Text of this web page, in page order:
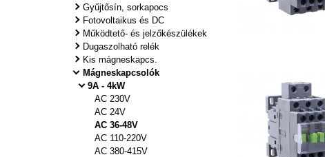
Gyűjtősín, sorkapocs
Fotovoltaikus és DC
Működtető- és jelzőkészülékek
Dugaszolható relék
Kis mágneskapcs.
Mágneskapcsolók
9A - 4kW
AC 230V
AC 24V
AC 36-48V
AC 110-220V
AC 380-415V